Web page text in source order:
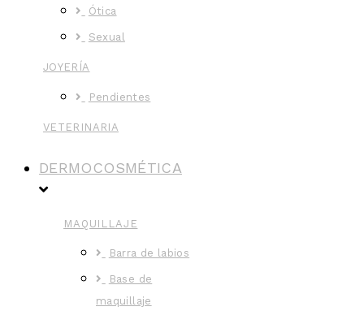
Ótica
Sexual
JOYERÍA
Pendientes
VETERINARIA
DERMOCOSMÉTICA
MAQUILLAJE
Barra de labios
Base de
maquillaje